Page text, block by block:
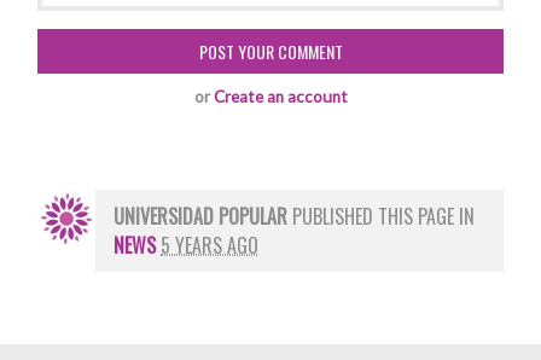
orCreate an account
UNIVERSIDAD POPULAR PUBLISHED THIS PAGE IN
NEWS5 YEARS AGO